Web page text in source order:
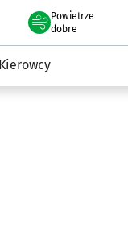
Powietrze
we Wrocławiu
dobre
Kierowcy